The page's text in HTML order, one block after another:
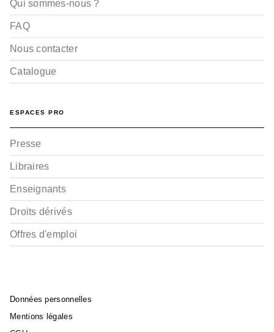
Qui sommes-nous ?
FAQ
Nous contacter
Catalogue
ESPACES PRO
Presse
Libraires
Enseignants
Droits dérivés
Offres d'emploi
Données personnelles
Mentions légales